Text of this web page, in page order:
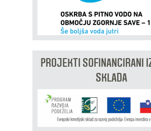
PROJEKTI SOFINANCIRANI
SKLADA